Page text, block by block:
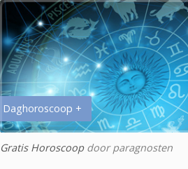
Daghoroscoop +
Gratis Horoscoopdoor paragnosten